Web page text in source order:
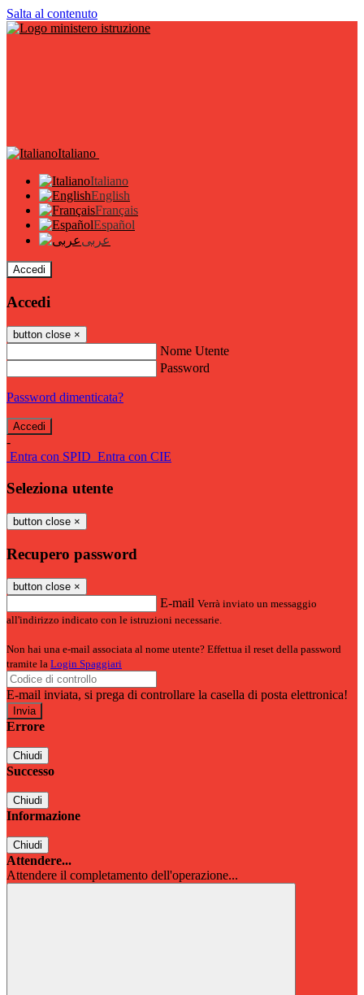
Salta al contenuto
Italiano
Italiano
English
Français
Español
عربى
Accedi
Accedi
button close ×
Nome Utente
Password
Password dimenticata?
-
Entra con SPID Entra con CIE
Seleziona utente
button close ×
Recupero password
button close ×
E-mail Verrà inviato un messaggio
all'indirizzo indicato con le istruzioni necessarie.
Non hai una e-mail associata al nome utente? Effettua il reset della password
tramite la Login Spaggiari
E-mail inviata, si prega di controllare la casella di posta elettronica!
Errore
Chiudi
Successo
Chiudi
Informazione
Chiudi
Attendere...
Attendere il completamento dell'operazione...